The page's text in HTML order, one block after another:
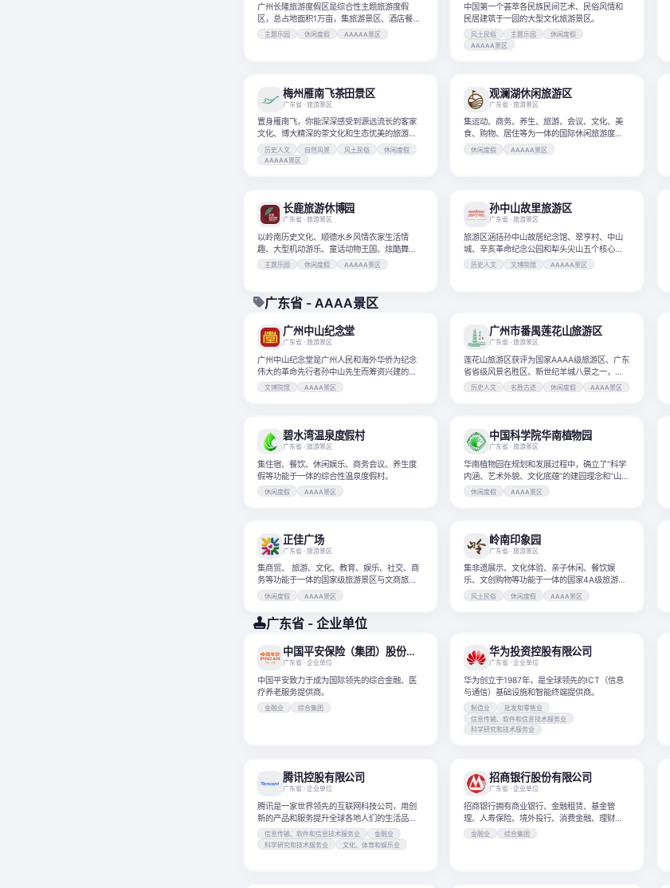
广州长隆旅游度假区是综合性主题旅游度假
区，总占地面积1万亩，集旅游景区、酒店餐
饮、娱乐休闲于一体。
主题乐园 休闲度假 AAAAA景区
中国第一个荟萃各民族民间艺术、民俗风情和
民居建筑于一园的大型文化旅游景区。
风土民俗 主题乐园
休闲度假
AAAAA景区
梅州雁南飞茶田景区
广东省· 旅游景区
置身雁南飞，你能深深感受到源远流长的客家
文化、博大精深的茶文化和生态优美的旅游文
化。历史人文 自然风景 风土民俗
休闲度假
AAAAA景区
观澜湖休闲旅游区
广东省· 旅游景区
集运动、商务、养生、旅游、会议、文化、美
食、购物、居住等为一体的国际休闲旅游度假
区。休闲度假 AAAAA景区
长鹿旅游休博园
广东省· 旅游景区
以岭南历史文化、顺德水乡风情农家生活情
趣、大型机动游乐、童话动物王国、炫酷舞台
表演为特色，集吃、住、玩、赏、娱、购于一
体的综合性度假区。
主题乐园 休闲度假 AAAAA景区
孙中山故里旅游区
广东省· 旅游景区
旅游区涵括孙中山故居纪念馆、翠亨村、中山
城、辛亥革命纪念公园和犁头尖山五个核心景
区。历史人文 文博院馆 AAAAA景区
广东省 - AAAA景区
广州中山纪念堂
广东省· 旅游景区
广州中山纪念堂是广州人民和海外华侨为纪念
伟大的革命先行者孙中山先生而筹资兴建的会
堂式建筑。
文博院馆 AAAA景区
广州市番禺莲花山旅游区
广东省· 旅游景区
莲花山旅游区获评为国家AAAA级旅游区、广东
省省级风景名胜区、新世纪羊城八景之一，是
您访古、赏花、度假之首选。
历史人文 名胜古迹 休闲度假 AAAA景区
碧水湾温泉度假村
广东省· 旅游景区
集住宿、餐饮、休闲娱乐、商务会议、养生度
假等功能于一体的综合性温泉度假村。
休闲度假 AAAA景区
中国科学院华南植物园
广东省· 旅游景区
华南植物园在规划和发展过程中，确立了“科学
内涵、艺术外貌、文化底蕴”的建园理念和“山清
水秀、鸟语花香、峰回路转”的岭南园林风格。
休闲度假 AAAA景区
正佳广场
广东省· 旅游景区
集商贸、 旅游、文化、教育、娱乐、社交、商
务等功能于一体的国家级旅游景区与文商旅综
合体。
休闲度假 AAAA景区
岭南印象园
广东省· 旅游景区
集非遗展示、文化体验、亲子休闲、餐饮娱
乐、文创购物等功能于一体的国家4A级旅游景
区。风土民俗 休闲度假 AAAA景区
广东省 - 企业单位
中国平安保险（集团）股份有限公司
广东省· 企业单位
中国平安致力于成为国际领先的综合金融、医
疗养老服务提供商。
金融业 综合集团
华为投资控股有限公司
广东省· 企业单位
华为创立于1987年，是全球领先的ICT（信息
与通信）基础设施和智能终端提供商。
制造业
批发和零售业
信息传输、软件和信息技术服务业
科学研究和技术服务业
腾讯控股有限公司
广东省· 企业单位
腾讯是一家世界领先的互联网科技公司，用创
新的产品和服务提升全球各地人们的生活品
质。信息传输、软件和信息技术服务业
金融业
科学研究和技术服务业
文化、体育和娱乐业
招商银行股份有限公司
广东省· 企业单位
招商银行拥有商业银行、金融租赁、基金管
理、人寿保险、境外投行、消费金融、理财子
公司等金融牌照的银行集团。
金融业 综合集团